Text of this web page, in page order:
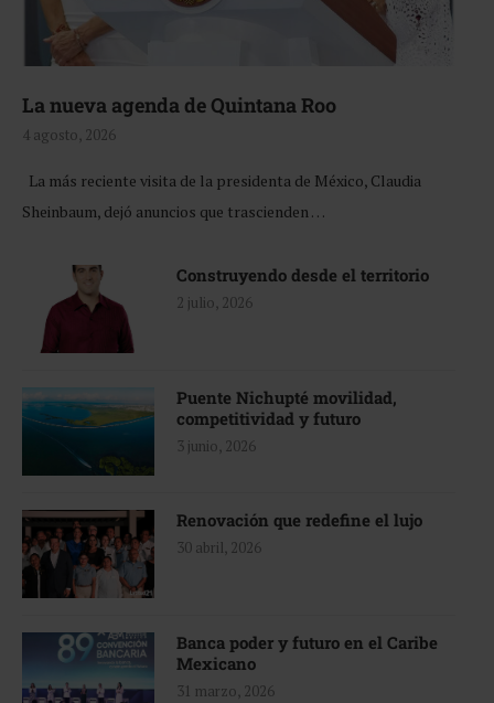
La nueva agenda de Quintana Roo
4 agosto, 2026
La más reciente visita de la presidenta de México, Claudia
Sheinbaum, dejó anuncios que trascienden …
Construyendo desde el territorio
2 julio, 2026
Puente Nichupté movilidad,
competitividad y futuro
3 junio, 2026
Renovación que redefine el lujo
30 abril, 2026
Banca poder y futuro en el Caribe
Mexicano
31 marzo, 2026